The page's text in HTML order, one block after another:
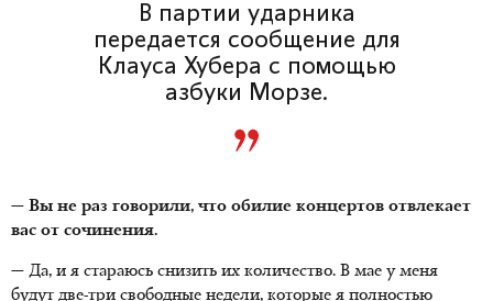
В партии ударника
передается сообщение для
Клауса Хубера с помощью
азбуки Морзе.
— Вы не раз говорили, что обилие концертов отвлекает
вас от сочинения.
— Да, и я стараюсь снизить их количество. В мае у меня
будут две-три свободные недели, которые я полностью